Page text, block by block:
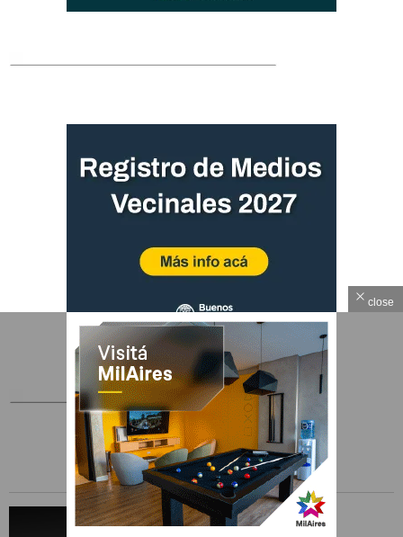
EDICIONES MENSUALES
close